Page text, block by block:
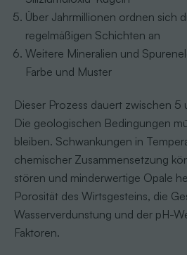
Über Jahrmillionen ordnen sich
regelmäßigen Schichten an
Weitere Mineralien und
Farbe und Muster
Dieser Prozess dauert zwischen
Die geologischen Bedingungen
bleiben. Schwankungen in
chemischer Zusammensetzung
stören und minderwertige Opale
Porosität des Wirtsgesteins, die
Wasserverdunstung und der pH-
Faktoren.